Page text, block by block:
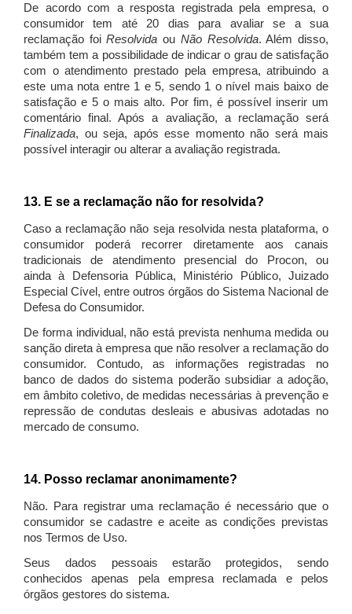
De acordo com a resposta registrada pela empresa, o
consumidor tem até 20 dias para avaliar se a sua
reclamação foiResolvida ou Não Resolvida. Além disso,
também tem a possibilidade de indicar o grau de satisfação
com o atendimento prestado pela empresa, atribuindo a
este uma nota entre 1 e 5, sendo 1 o nível mais baixo de
satisfação e 5 o mais alto. Por fim, é possível inserir um
comentário final. Após a avaliação, a reclamação será
Finalizada, ou seja, após esse momento não será mais
possível interagir ou alterar a avaliação registrada.
13. E se a reclamação não for resolvida?
Caso a reclamação não seja resolvida nesta plataforma, o
consumidor poderá recorrer diretamente aos canais
tradicionais de atendimento presencial do Procon, ou
ainda à Defensoria Pública, Ministério Público, Juizado
Especial Cível, entre outros órgãos do Sistema Nacional de
Defesa do Consumidor.
De forma individual, não está prevista nenhuma medida ou
sanção direta à empresa que não resolver a reclamação do
consumidor. Contudo, as informações registradas no
banco de dados do sistema poderão subsidiar a adoção,
em âmbito coletivo, de medidas necessárias à prevenção e
repressão de condutas desleais e abusivas adotadas no
mercado de consumo.
14. Posso reclamar anonimamente?
Não. Para registrar uma reclamação é necessário que o
consumidor se cadastre e aceite as condições previstas
nos Termos de Uso.
Seus dados pessoais estarão protegidos, sendo
conhecidos apenas pela empresa reclamada e pelos
órgãos gestores do sistema.